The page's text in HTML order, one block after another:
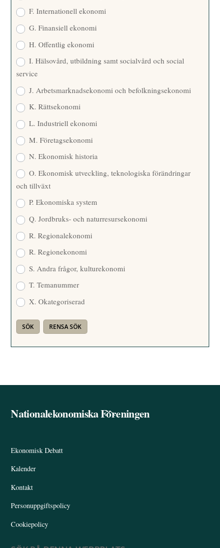
F. Internationell ekonomi
G. Finansiell ekonomi
H. Offentlig ekonomi
I. Hälsovård, utbildning samt socialvård och social
service
J. Arbetsmarknadsekonomi och befolkningsekonomi
K. Rättsekonomi
L. Industriell ekonomi
M. Företagsekonomi
N. Ekonomisk historia
O. Ekonomisk utveckling, teknologiska förändringar
och tillväxt
P. Ekonomiska system
Q. Jordbruks- och naturresursekonomi
R. Regionalekonomi
R. Regionekonomi
S. Andra frågor, kulturekonomi
T. Temanummer
X. Okategoriserad
Back
Nationalekonomiska Föreningen
Ekonomisk Debatt
Kalender
Kontakt
Personuppgiftspolicy
Cookiepolicy